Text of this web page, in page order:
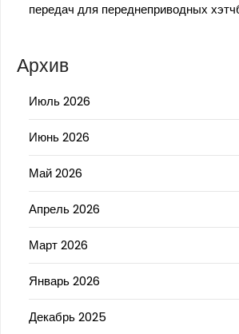
передач для переднеприводных
Архив
Июль 2026
Июнь 2026
Май 2026
Апрель 2026
Март 2026
Январь 2026
Декабрь 2025